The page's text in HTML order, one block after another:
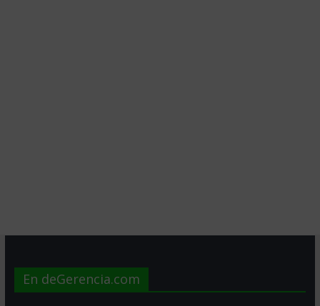
En deGerencia.com